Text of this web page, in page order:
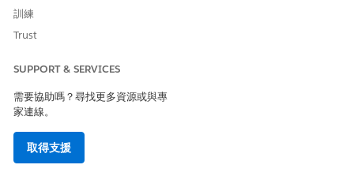
此文章是否解決您的問題？
請讓我們知道，以便我們改進！
訓練
Trust
SUPPORT & SERVICES
需要協助嗎？尋找更多資源或與專
家連線。
取得支援